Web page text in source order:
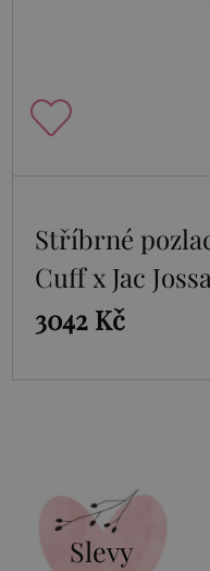
Stříbrné
Cuff x Jac
3042 Kč
Slevy